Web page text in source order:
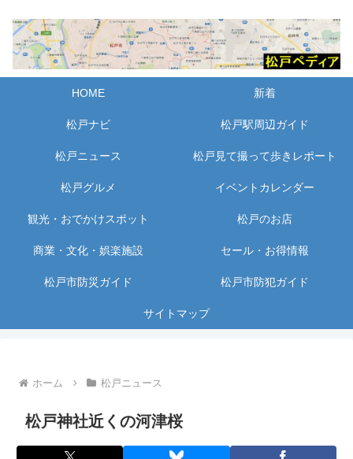
HOME 新着
松戸ナビ 松戸駅周辺ガイド
松戸ニュース 松戸見て撮って歩きレポート
松戸グルメ イベントカレンダー
観光・おでかけスポット 松戸のお店
商業・文化・娯楽施設 セール・お得情報
松戸市防災ガイド 松戸市防犯ガイド
サイトマップ
ホーム 松戸ニュース
松戸神社近くの河津桜